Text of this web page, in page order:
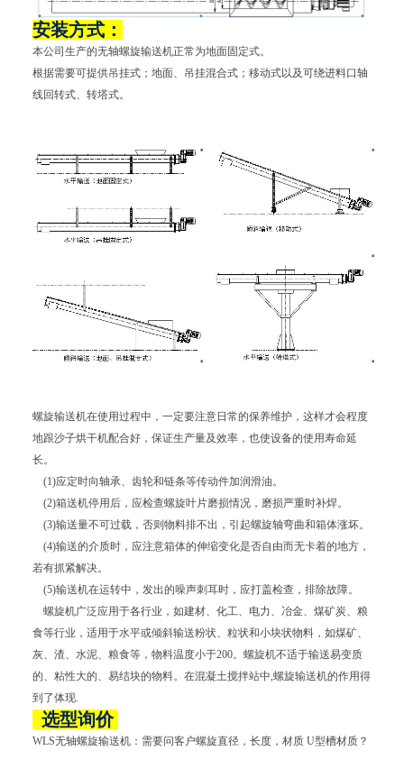
安装方式：
本公司生产的无轴螺旋输送机正常为地面固定式。
根据需要可提供吊挂式；地面、吊挂混合式；移动式以及可绕进料口轴
线回转式、转塔式。
螺旋输送机在使用过程中，一定要注意日常的保养维护，这样才会程度
地跟沙子烘干机配合好，保证生产量及效率，也使设备的使用寿命延
长。
(1)应定时向轴承、齿轮和链条等传动件加润滑油。
(2)箱送机停用后，应检查螺旋叶片磨损情况，磨损严重时补焊。
(3)输送量不可过载，否则物料排不出，引起螺旋轴弯曲和箱体涨坏。
(4)输送的介质时，应注意箱体的伸缩变化是否自由而无卡着的地方，
若有抓紧解决。
(5)输送机在运转中，发出的噪声刺耳时，应打盖检查，排除故障。
螺旋机广泛应用于各行业，如建材、化工、电力、冶金、煤矿炭、粮
食等行业，适用于水平或倾斜输送粉状、粒状和小块状物料，如煤矿、
灰、渣、水泥、粮食等，物料温度小于200。螺旋机不适于输送易变质
的、粘性大的、易结块的物料。在混凝土搅拌站中,螺旋输送机的作用得
到了体现.
选型询价
WLS无轴螺旋输送机：需要问客户螺旋直径，长度，材质 U型槽材质？